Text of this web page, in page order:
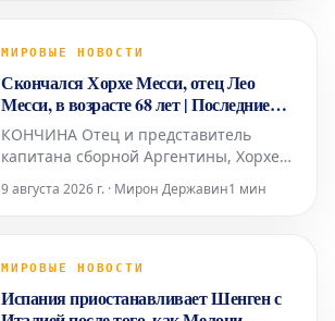
после того, как забил победный гол в
об этом главному тренеру Ханси Флику
МИРОВЫЕ НОВОСТИ
Скончался Хорхе Месси, отец Лео
Месси, в возрасте 68 лет | Последние
новости: прямые реакции
КОНЧИНА Отец и представитель
капитана сборной Аргентины, Хорхе
наблюдением в течение нескольких
известно о его кончине в возрасте 68
мир.
9 августа 2026 г. · Мирон Державин1 мин
МИРОВЫЕ НОВОСТИ
Испания приостанавливает Шенген с